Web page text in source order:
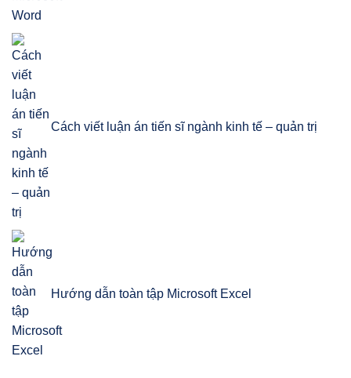
Cách viết luận án tiến sĩ ngành kinh tế – quản trị
Hướng dẫn toàn tập Microsoft Excel